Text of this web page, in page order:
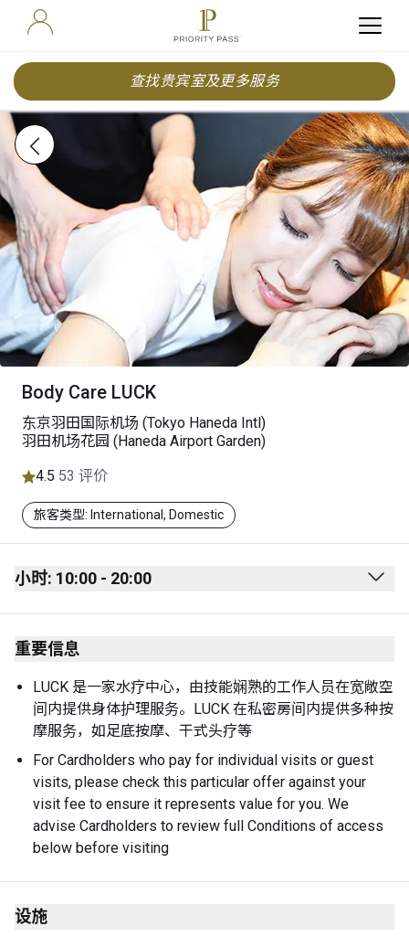
查找贵宾室及更多服务
Body Care LUCK
东京羽田国际机场 (Tokyo Haneda Intl)
羽田机场花园 (Haneda Airport Garden)
4.5 53 评价
旅客类型: International, Domestic
小时: 10:00 - 20:00
Monday 10:00 - 20:00
Tuesday
Wednesday 10:00 - 20:00
Thursday 10:00 - 20:00
Saturday 10:00 - 20:00
Sunday 10:00 - 20:00
重要信息
LUCK 是一家水疗中心，由技能娴熟的工作人员在宽敞空
间内提供身体护理服务。LUCK 在私密房间内提供多种按
摩服务，如足底按摩、干式头疗等
For Cardholders who pay for individual visits or guest
visits, please check this particular offer against your
visit fee to ensure it represents value for you. We
advise Cardholders to review full Conditions of access
below before visiting
设施